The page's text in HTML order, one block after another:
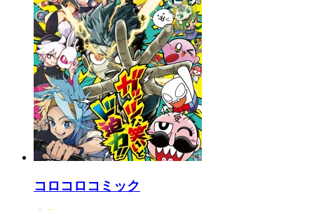
コロコロコミック